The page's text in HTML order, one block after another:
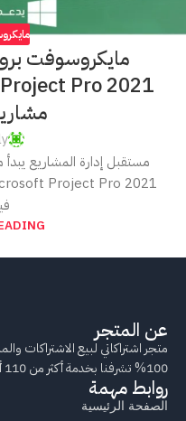
مستقبل إدارة المشاريع
عن المتجر
متجر اشتراكاتي لبيع الاشتراكات
100% تشرفنا بخدمة أكثر من 110 ألف عميل.
روابط مهمة
الصفحة الرئيسية